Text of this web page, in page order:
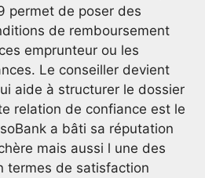
permet de poser des
de remboursement
emprunteur ou les
Le conseiller devient
aide à structurer le dossier
relation de confiance est le
a bâti sa réputation
mais aussi l une des
termes de satisfaction